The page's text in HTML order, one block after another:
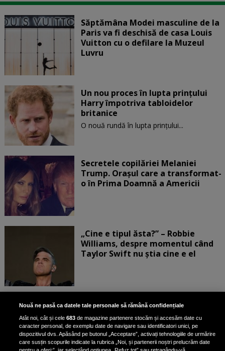
Săptămâna Modei masculine de la
Paris va fi deschisă de casa Louis
Vuitton cu o defilare la Muzeul
Luvru
Un nou proces în lupta prinţului
Harry împotriva tabloidelor
britanice
O nouă rundă în lupta prinţului...
Secretele copilăriei Melaniei
Trump. Orașul care a transformat-
o în Prima Doamnă a Americii
„Cine e tipul ăsta?” – Robbie
Williams, despre momentul când
Taylor Swift nu știa cine e el
Bruce Dickinson, solistul trupei
Iron Maiden, şi-a arătat talentul
de scrimer la un concurs în Franţa
Nouă ne pasă ca datele tale personale să rămână confidențiale
Atât noi, cât și cele683 de magazine partenere stocăm și accesăm date cu
caracter personal, de exemplu date de navigare sau identificatori unici, pe
dispozitivul dvs. Apăsând pe butonul „Acceptare”, activați tehnologiile de urmărire
care susțin scopurile indicate la rubrica „Noi, și partenerii noștri prelucrăm date